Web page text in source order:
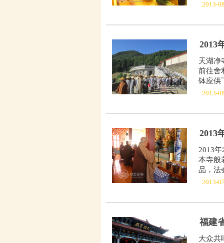
2013-
2013
天湖净
前往舍
钵应供
2013-
2013
2013
本寺般
品，法
2013-
福建
大众共